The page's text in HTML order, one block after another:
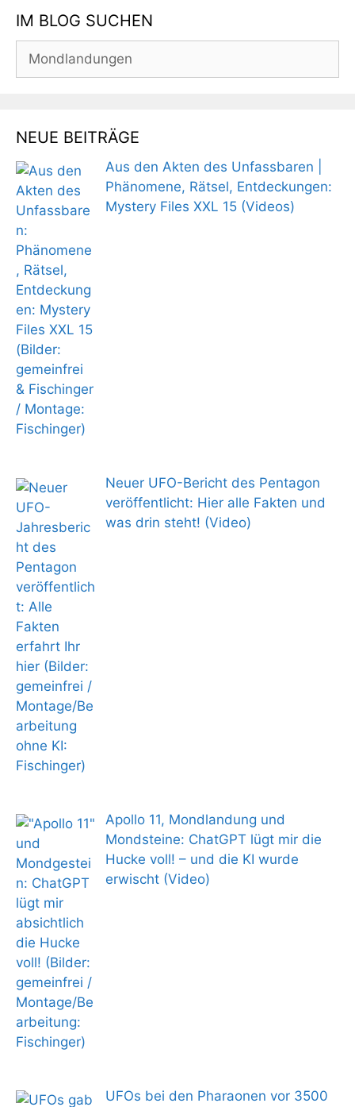
IM BLOG SUCHEN
Suchen
NEUE BEITRÄGE
Aus den Akten des Unfassbaren |
Phänomene, Rätsel, Entdeckungen:
Mystery Files XXL 15 (Videos)
Neuer UFO-Bericht des Pentagon
veröffentlicht: Hier alle Fakten und
was drin steht! (Video)
Apollo 11, Mondlandung und
Mondsteine: ChatGPT lügt mir die
Hucke voll! – und die KI wurde
erwischt (Video)
UFOs bei den Pharaonen vor 3500